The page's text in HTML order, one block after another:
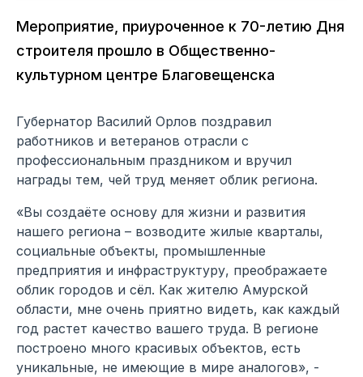
Мероприятие, приуроченное к 70-летию Дня
строителя прошло в Общественно-
культурном центре Благовещенска
Губернатор Василий Орлов поздравил
работников и ветеранов отрасли с
профессиональным праздником и вручил
награды тем, чей труд меняет облик региона.
«Вы создаёте основу для жизни и развития
нашего региона – возводите жилые кварталы,
социальные объекты, промышленные
предприятия и инфраструктуру, преображаете
облик городов и сёл. Как жителю Амурской
области, мне очень приятно видеть, как каждый
год растет качество вашего труда. В регионе
построено много красивых объектов, есть
уникальные, не имеющие в мире аналогов», -